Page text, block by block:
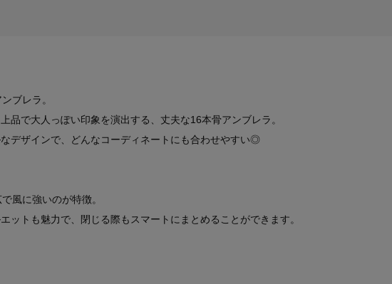
ブレラ。
品で大人っぽい印象を演出する、丈夫な16本骨アンブレラ。
デザインで、どんなコーディネートにも合わせやすい◎
風に強いのが特徴。
ットも魅力で、閉じる際もスマートにまとめることができます。